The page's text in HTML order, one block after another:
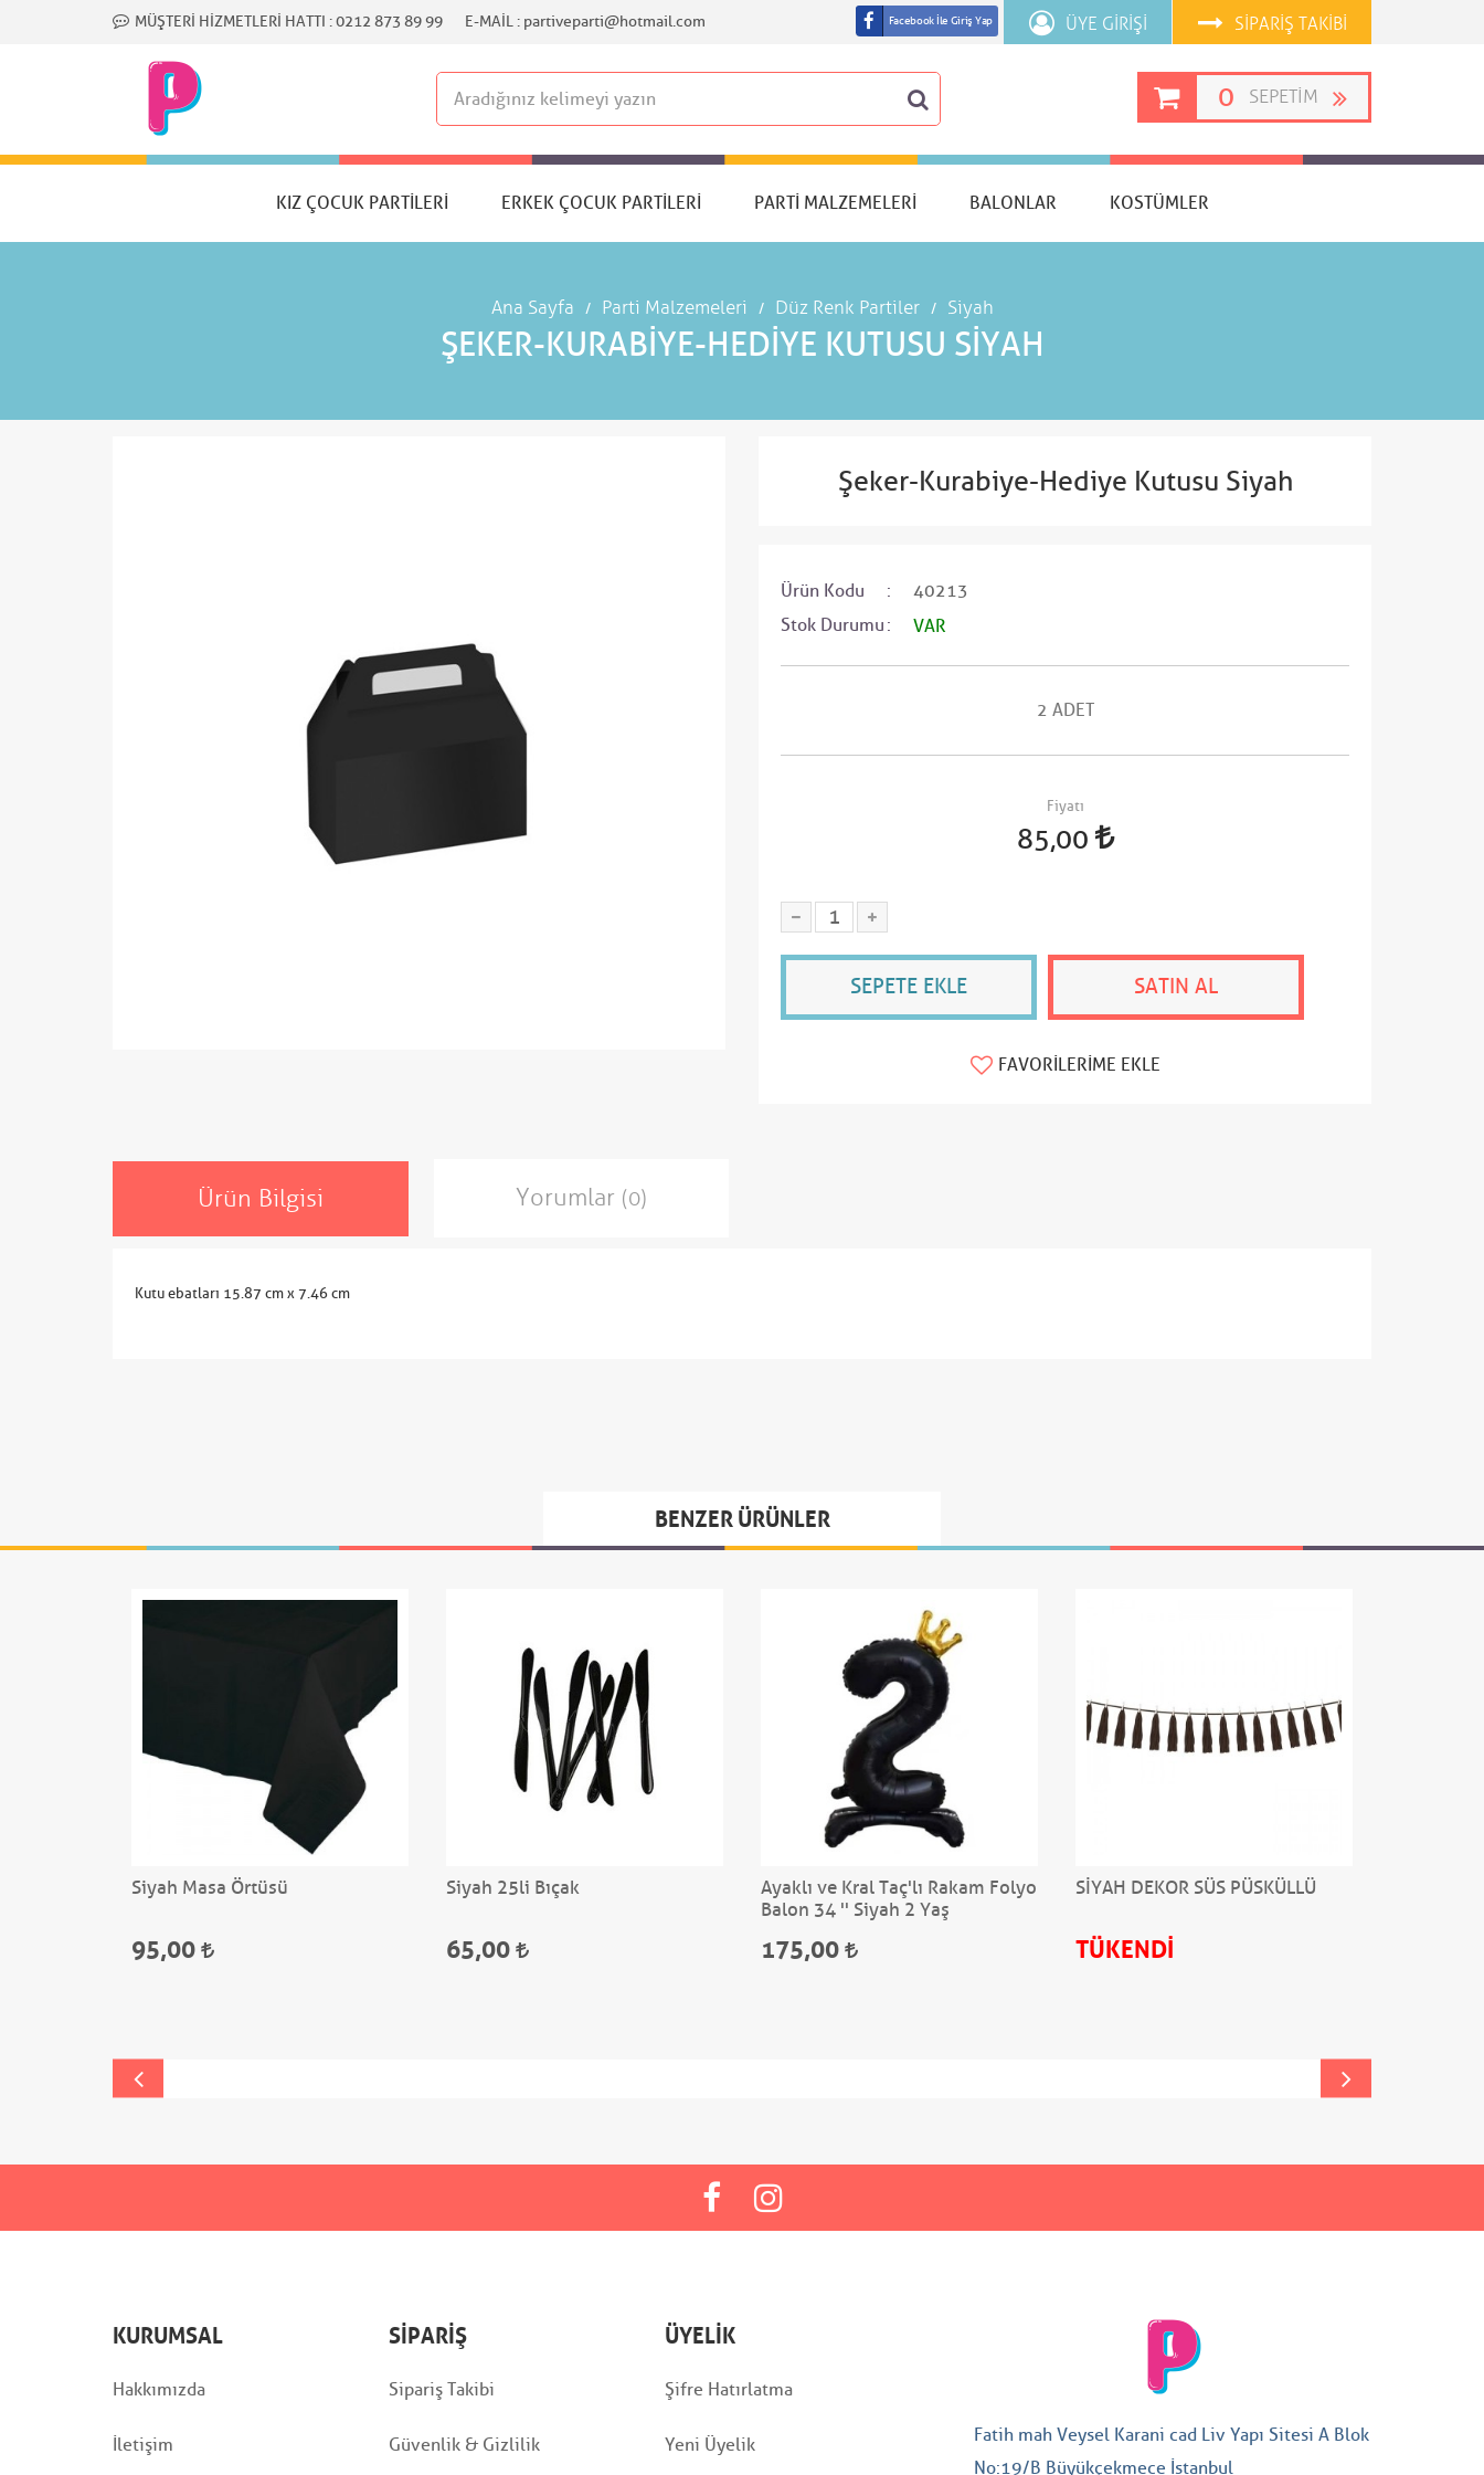
MÜŞTERI HIZMETLERI HATTI :0212 873 89 99 E-MAIL : partiveparti@hotmail.com SIPARIŞ TAKIBI
ÜYE GIRIŞI
Facebook İle Giriş Yap
0 SEPETIM
KIZ ÇOCUK PARTILERI ERKEK ÇOCUK PARTILERI PARTI MALZEMELERI BALONLAR KOSTÜMLER
Ana Sayfa Parti Malzemeleri Düz Renk Partiler Siyah
ŞEKER-KURABIYE-HEDIYE KUTUSU SIYAH
Şeker-Kurabiye-Hediye Kutusu Siyah
Ürün Kodu
40213
Stok Durumu
VAR
2 ADET
Fiyatı
85,00
SEPETE EKLE SATIN AL
FAVORILERIME EKLE
Ürün Bilgisi Yorumlar (0)
Kutu ebatları 15.87 cm x 7.46 cm
BENZER ÜRÜNLER
Siyah Masa Örtüsü
95,00
Siyah 25li Bıçak
65,00
Ayaklı ve Kral Taç'lı Rakam Folyo
Balon 34 '' Siyah 2 Yaş
175,00
SİYAH DEKOR SÜS PÜSKÜLLÜ
TÜKENDİ
KURUMSAL
Hakkımızda
İletişim
SIPARIŞ
Sipariş Takibi
Güvenlik & Gizlilik
ÜYELIK
Şifre Hatırlatma
Yeni Üyelik
Fatih mah Veysel Karani cad Liv Yapı Sitesi A Blok
No:19/B Büyükçekmece İstanbul